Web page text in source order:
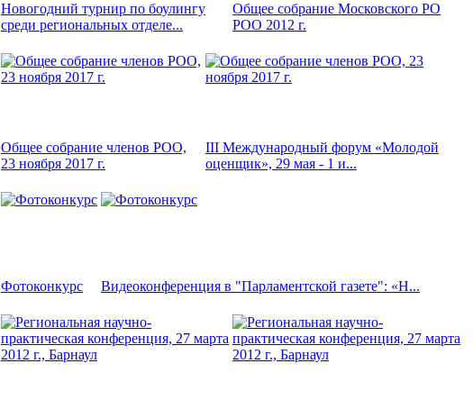
Новогодний турнир по боулингу
среди региональных отделе...
Общее собрание Московского РО
РОО 2012 г.
Общее собрание членов РОО,
23 ноября 2017 г.
III Международный форум «Молодой
оценщик», 29 мая - 1 и...
Фотоконкурс Видеоконференция в "Парламентской газете": «Н...